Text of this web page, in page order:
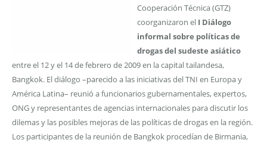
Cooperación Técnica (GTZ)
coorganizaron el I Diálogo
informal sobre políticas de
drogas del sudeste asiático
entre el 12 y el 14 de febrero de 2009 en la capital tailandesa,
Bangkok. El diálogo –parecido a las iniciativas del TNI en Europa y
América Latina– reunió a funcionarios gubernamentales, expertos,
ONG y representantes de agencias internacionales para discutir los
dilemas y las posibles mejoras de las políticas de drogas en la región.
Los participantes de la reunión de Bangkok procedían de Birmania,